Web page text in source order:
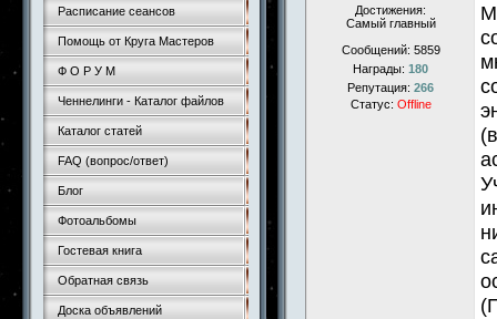
Расписание сеансов
Помощь от Круга Мастеров
Ф О Р У М
Ченнелинги - Каталог файлов
Каталог статей
FAQ (вопрос/ответ)
Блог
Фотоальбомы
Гостевая книга
Обратная связь
Доска объявлений
Достижения:
Самый главный
Сообщений: 5859
Награды: 180
Репутация: 266
Статус: Offline